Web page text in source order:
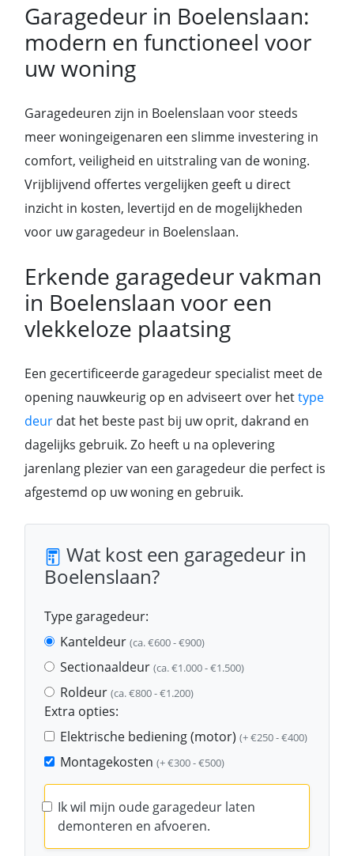
Garagedeur in Boelenslaan:
modern en functioneel voor
uw woning
Garagedeuren zijn in Boelenslaan voor steeds
meer woningeigenaren een slimme investering in
comfort, veiligheid en uitstraling van de woning.
Vrijblijvend offertes vergelijken geeft u direct
inzicht in kosten, levertijd en de mogelijkheden
voor uw garagedeur in Boelenslaan.
Erkende garagedeur vakman
in Boelenslaan voor een
vlekkeloze plaatsing
Een gecertificeerde garagedeur specialist meet de
opening nauwkeurig op en adviseert over hettype
deur dat het beste past bij uw oprit, dakrand en
dagelijks gebruik. Zo heeft u na oplevering
jarenlang plezier van een garagedeur die perfect is
afgestemd op uw woning en gebruik.
Wat kost een garagedeur in
Boelenslaan?
Type garagedeur:
Kanteldeur (ca. €600 - €900)
Sectionaaldeur (ca. €1.000 - €1.500)
Roldeur (ca. €800 - €1.200)
Extra opties:
Elektrische bediening (motor) (+ €250 - €400)
Montagekosten (+ €300 - €500)
Ik wil mijn oude garagedeur laten
demonteren en afvoeren.